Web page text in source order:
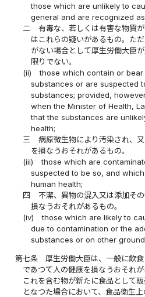
those which are unlikely to
general and are recognized
二
有毒な、若しくは有害な物質
はこれらの疑いがあるもの。た
がない場合として厚生労働大臣
限りでない。
(ii)
those which contain or
substances or are suspected
substances; provided,
when the Minister of Health,
that the substances are
health;
三
病原微生物により汚染され、
を損なうおそれがあるもの。
(iii)
those which are
suspected to be so, and
human health;
四
不潔、異物の混入又は添加そ
損なうおそれがあるもの。
(iv)
those which are likely to
due to contamination or the
substances or on other
第七条
厚生労働大臣は、一般に飲
であつて人の健康を損なうおそれ
これを含む物が新たに食品として
となつた場合において、食品衛生